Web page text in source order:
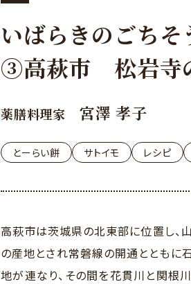
いばらきのごちそ
③高萩市 松岩寺
薬膳料理家 宮澤 孝子
とーらい餅 サトイモ レシピ
高萩市は茨城県の北東部に位置し、
の産地とされ常磐線の開通とともに
地が連なり、その間を花貫川と関根